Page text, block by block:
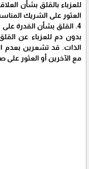
للعزباء بالقلق بشأن
العثور على الشريك
4. القلق بشأن القدرة
بدون دم للعزباء عن
الذات. قد تشعرين بعدم
مع الآخرين أو العثور